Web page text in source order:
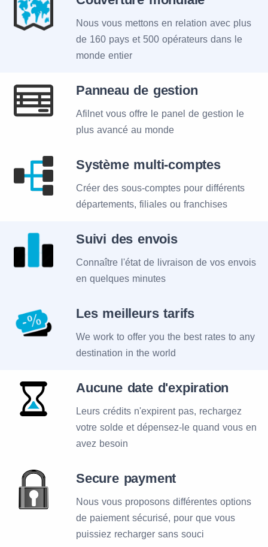
Nous vous mettons en relation avec plus
de 160 pays et 500 opérateurs dans le
monde entier
Panneau de gestion
Afilnet vous offre le panel de gestion le
plus avancé au monde
Système multi-comptes
Créer des sous-comptes pour différents
départements, filiales ou franchises
Suivi des envois
Connaître l'état de livraison de vos envois
en quelques minutes
Les meilleurs tarifs
We work to offer you the best rates to any
destination in the world
Aucune date d'expiration
Leurs crédits n'expirent pas, rechargez
votre solde et dépensez-le quand vous en
avez besoin
Secure payment
Nous vous proposons différentes options
de paiement sécurisé, pour que vous
puissiez recharger sans souci